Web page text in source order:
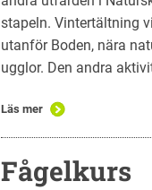
stapeln. Vintertältning
utanför Boden, nära
ugglor. Den andra
Läs mer
Fågelkurs